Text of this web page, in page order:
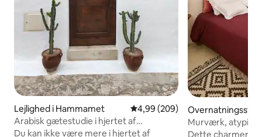
Lejlighed i Hammamet 4,99 ud af 5 i gennemsnitlig
4,99 (209)
Arabisk gætestudie i hjertet af
medinaen.
Du kan ikke være mere i hjertet af
Overnatningssted
aïd
Murværk, atypisk
Saïd
Dette